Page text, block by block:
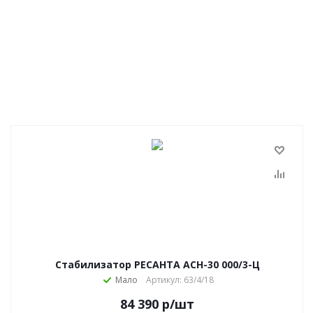
Стабилизатор РЕСАНТА АСН-30 000/3-Ц
Мало Артикул: 63/4/18
84 390 р/шт